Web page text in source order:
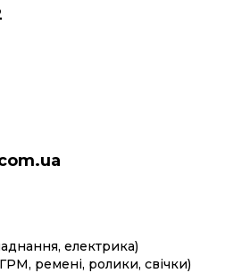
електрика)
ремені, ролики, свічки)